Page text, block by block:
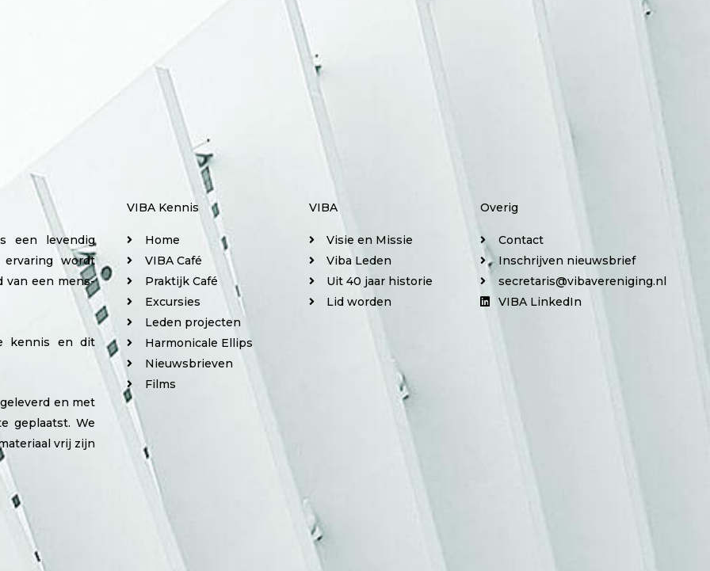
een levendig
ervaring wordt
van een mens-
kennis en dit
en met
geplaatst. We
vrij zijn
VIBA Kennis
Home
VIBA Café
Praktijk Café
Excursies
Leden projecten
Harmonicale Ellips
Nieuwsbrieven
Films
VIBA
Visie en Missie
Viba Leden
Uit 40 jaar historie
Lid worden
Overig
Contact
Inschrijven nieuwsbrief
secretaris@vibavereniging.nl
VIBA LinkedIn